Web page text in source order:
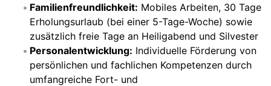
Familienfreundlichkeit: Mobiles Arbeiten, 30 Tage
Erholungsurlaub (bei einer 5-Tage-Woche) sowie
zusätzlich freie Tage an Heiligabend und Silvester
Personalentwicklung: Individuelle Förderung von
persönlichen und fachlichen Kompetenzen durch
umfangreiche Fort- und